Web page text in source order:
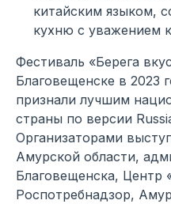
китайским языком,
кухню с уважением
Фестиваль «Берега
Благовещенске в 2023
признали лучшим
страны по версии
Организаторами
Амурской области,
Благовещенска, Центр
Роспотребнадзор,